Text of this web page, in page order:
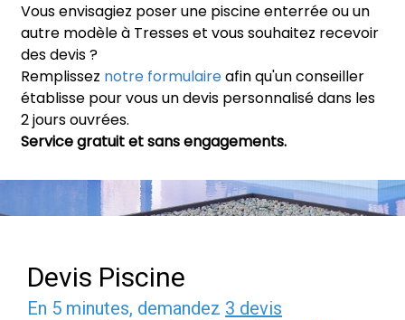
Vous envisagiez poser une piscine enterrée ou un
autre modèle à Tresses et vous souhaitez recevoir
des devis ?
Remplissez notre formulaireafin qu'un conseiller
établisse pour vous un devis personnalisé dans les
2 jours ouvrées.
Service gratuit et sans engagements.
Devis Piscine
En 5 minutes, demandez 3 devis